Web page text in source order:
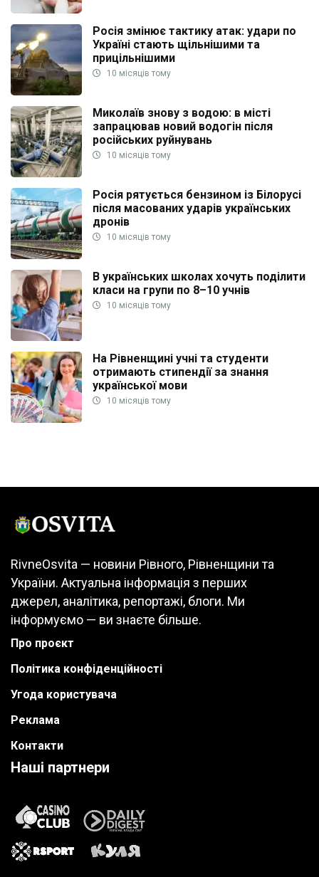
Росія змінює тактику атак: удари по
Україні стають щільнішими та
прицільнішими
10 місяців тому
Миколаїв знову з водою: в місті
запрацював новий водогін після
російських руйнувань
10 місяців тому
Росія рятується бензином із Білорусі
після масованих ударів українських
дронів
10 місяців тому
В українських школах хочуть поділити
класи на групи по 8–10 учнів
10 місяців тому
На Рівненщині учні та студенти
отримають стипендії за знання
української мови
10 місяців тому
RivneOsvita — новини Рівного, Рівненщини та
України. Актуальна інформація з перших
джерел, аналітика, репортажі, блоги. Ми
інформуємо — ви знаєте більше.
Про проєкт
Політика конфіденційності
Угода користувача
Реклама
Контакти
Наші партнери